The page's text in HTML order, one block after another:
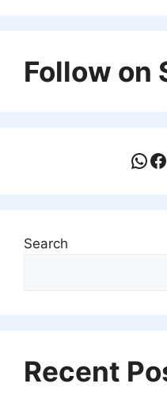
Follow on
Search
Recent